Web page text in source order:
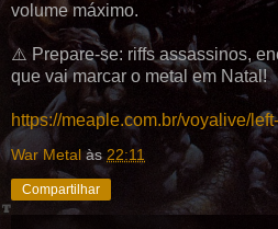
volume máximo.
⚠️ Prepare-se: riffs assassinos,
que vai marcar o metal em Natal!
https://meaple.com.br/voyalive/
War Metal às 22:11
Compartilhar